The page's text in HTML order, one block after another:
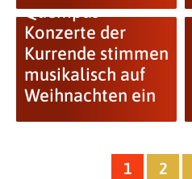
Quempas-
Konzerte der
Kurrende stimmen
musikalisch auf
Weihnachten ein
1 2